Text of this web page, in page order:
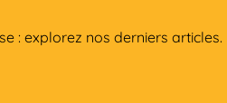
: explorez nos derniers articles.